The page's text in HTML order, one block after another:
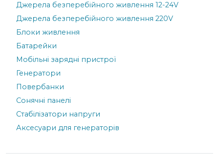
Джерела безперебійного живлення 12-24V
Джерела безперебійного живлення 220V
Блоки живлення
Батарейки
Мобільні зарядні пристрої
Генератори
Повербанки
Сонячні панелі
Стабілізатори напруги
Аксесуари для генераторів